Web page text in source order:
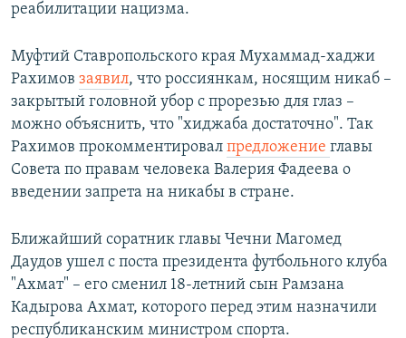
реабилитации нацизма.
Муфтий Ставропольского края Мухаммад-хаджи
Рахимов заявил, что россиянкам, носящим никаб –
закрытый головной убор с прорезью для глаз –
можно объяснить, что "хиджаба достаточно". Так
Рахимов прокомментировал предложение главы
Совета по правам человека Валерия Фадеева о
введении запрета на никабы в стране.
Ближайший соратник главы Чечни Магомед
Даудов ушел с поста президента футбольного клуба
"Ахмат" – его сменил 18-летний сын Рамзана
Кадырова Ахмат, которого перед этим назначили
республиканским министром спорта.